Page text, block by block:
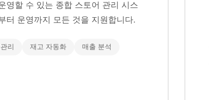
영할 수 있는 종합 스토어 관리 시스
터 운영까지 모든 것을 지원합니다.
리 재고 자동화 매출 분석